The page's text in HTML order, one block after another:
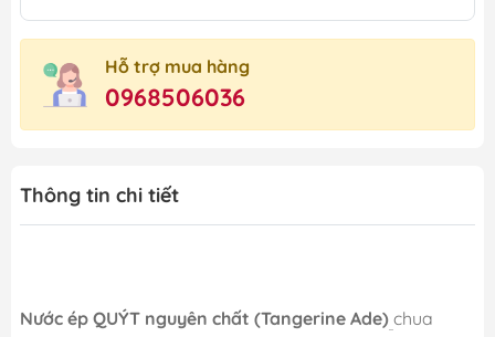
Hỗ trợ mua hàng
0968506036
Thông tin chi tiết
Nước ép QUÝT nguyên chất (Tangerine Ade) chua